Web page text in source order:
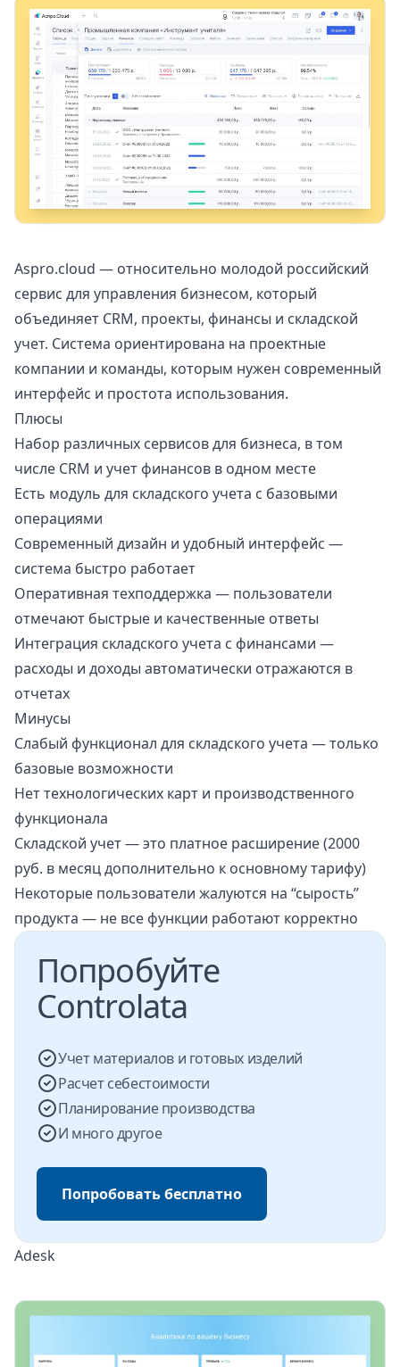
Aspro.cloud — относительно молодой российский
сервис для управления бизнесом, который
объединяет CRM, проекты, финансы и складской
учет. Система ориентирована на проектные
компании и команды, которым нужен современный
интерфейс и простота использования.
Плюсы
Набор различных сервисов для бизнеса, в том
числе CRM и учет финансов в одном месте
Есть модуль для складского учета с базовыми
операциями
Современный дизайн и удобный интерфейс —
система быстро работает
Оперативная техподдержка — пользователи
отмечают быстрые и качественные ответы
Интеграция складского учета с финансами —
расходы и доходы автоматически отражаются в
отчетах
Минусы
Слабый функционал для складского учета — только
базовые возможности
Нет технологических карт и производственного
функционала
Складской учет — это платное расширение (2000
руб. в месяц дополнительно к основному тарифу)
Некоторые пользователи жалуются на “сырость”
продукта — не все функции работают корректно
Попробуйте
Controlata
Учет материалов и готовых изделий
Расчет себестоимости
Планирование производства
И много другое
Попробовать бесплатно
Adesk